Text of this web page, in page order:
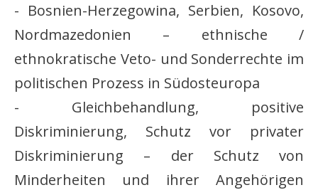
- Bosnien-Herzegowina, Serbien, Kosovo,
Nordmazedonien – ethnische /
ethnokratische Veto- und Sonderrechte im
politischen Prozess in Südosteuropa
- Gleichbehandlung, positive
Diskriminierung, Schutz vor privater
Diskriminierung – der Schutz von
Minderheiten und ihrer Angehörigen